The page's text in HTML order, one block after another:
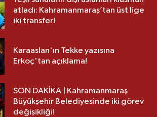
atladı: Kahramanmaraş’tan üst lige
iki transfer!
Karaaslan'ın Tekke yazısına
Erkoç'tan açıklama!
SON DAKİKA | Kahramanmaraş
Büyükşehir Belediyesinde iki görev
değişikliği!